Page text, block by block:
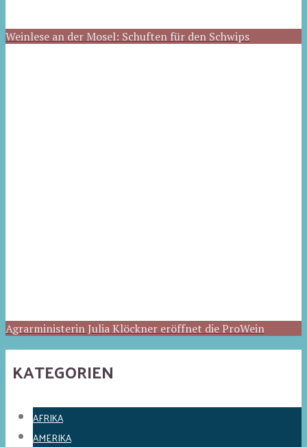
Weinlese an der Mosel: Schuften für den Schwips
Agrarministerin Julia Klöckner eröffnet die ProWein
KATEGORIEN
AFRIKA
AMERIKA